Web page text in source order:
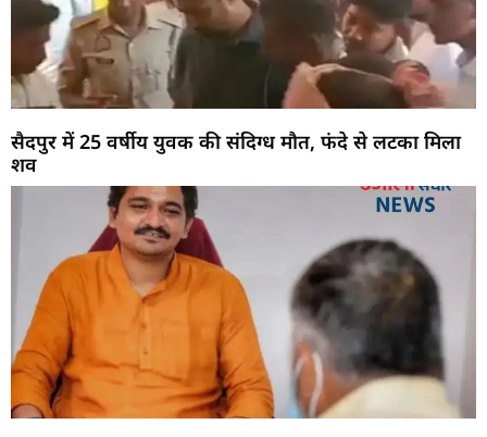
सैदपुर में 25 वर्षीय युवक की संदिग्ध मौत, फंदे से लटका मिला
शव